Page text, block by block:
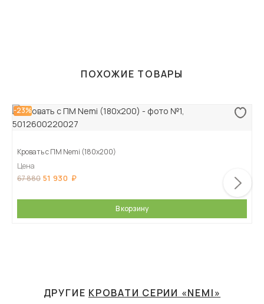
ПОХОЖИЕ ТОВАРЫ
-23%
Кровать с ПМ Nemi (180х200)
Цена
67 880 51 930
В корзину
ДРУГИЕ КРОВАТИ СЕРИИ «NEMI»